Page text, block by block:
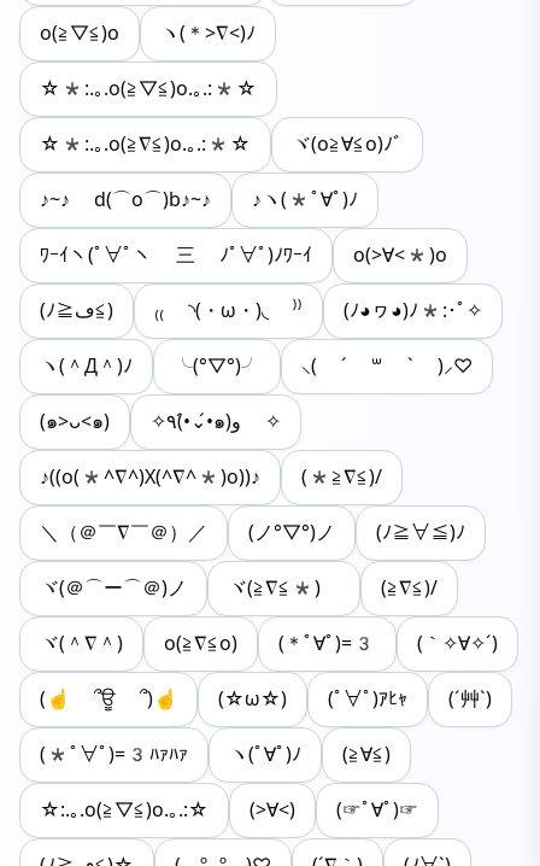
o(≧▽≦)o ヽ(＊>∇<)ﾉ
☆*:.｡.o(≧▽≦)o.｡.:*☆
☆*:.｡.o(≧∇≦)o.｡.:*☆ ヾ(o≧∀≦o)ﾉﾞ
♪~♪ d(⌒o⌒)b♪~♪ ♪ヽ(*ﾟ∀ﾟ)ﾉ
ﾜｰｲヽ(ﾟ∀ﾟヽ 三 ﾉﾟ∀ﾟ)ﾉﾜｰｲ o(>∀<*)o
(ﾉ≧ڡ≦) ₍₍ ◝(・ω・)◟ ⁾⁾ (ﾉ◕ヮ◕)ﾉ*:･ﾟ✧
ヽ(＾Д＾)ﾉ ╰(°▽°)╯ ⸜( ´ ꒳ ` )⸝♡︎
(๑>ᴗ<๑) ✧٩(•́⌄•́๑)و ✧
♪((o(*^∇^)X(^∇^*)o))♪ (*≧∇≦)/
＼（＠￣∇￣＠）／ (ノ°▽°)ノ (ﾉ≧∀≦)ﾉ
ヾ(＠⌒ー⌒＠)ノ ヾ(≧∇≦*)ゝ (≧∇≦)/
ヾ(＾∇＾) o(≧∇≦o) (＊ﾟ∀ﾟ)=3 (｀✧∀✧´)
(☝ ՞ਊ ՞)☝ (☆ω☆) (ﾟ∀ﾟ)ｱﾋｬ (´艸`)
(*ﾟ∀ﾟ)=3ﾊｧﾊｧ ヽ(ﾟ∀ﾟ)ﾉ (≧∀≦)
☆:.｡.o(≧▽≦)o.｡.:☆ (>∀<) (☞ﾟ∀ﾟ)☞